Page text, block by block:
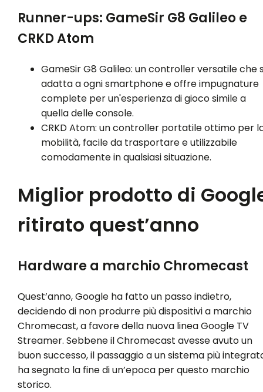
Runner-ups: GameSir G8 Galileo e
CRKD Atom
GameSir G8 Galileo: un controller versatile che
adatta a ogni smartphone e offre impugnature
complete per un'esperienza di gioco simile a
quella delle console.
CRKD Atom: un controller portatile ottimo per
mobilità, facile da trasportare e utilizzabile
comodamente in qualsiasi situazione.
Miglior prodotto di
ritirato quest’anno
Hardware a marchio Chromecast
Quest’anno, Google ha fatto un passo indietro,
decidendo di non produrre più dispositivi a marchio
Chromecast, a favore della nuova linea Google TV
Streamer. Sebbene il Chromecast avesse avuto un
buon successo, il passaggio a un sistema più
ha segnato la fine di un’epoca per questo marchio
storico.